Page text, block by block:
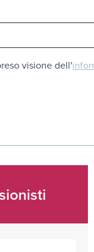
visione dell'